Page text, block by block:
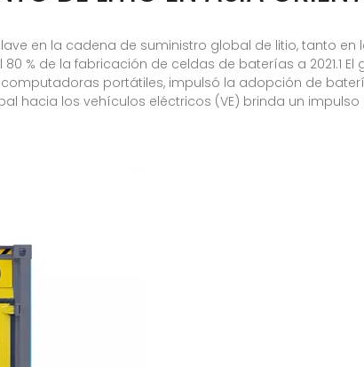
en la cadena de suministro global de litio, tanto
% de la fabricación de celdas de baterías a 2021.1
portátiles, impulsó la adopción de
hacia los vehículos eléctricos (VE) brinda un